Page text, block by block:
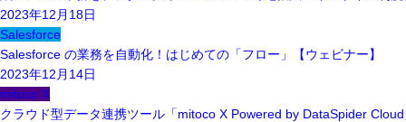
2023年12月18日
Salesforce
Salesforce の業務を自動化！はじめての「フロー」【ウェビナー】
2023年12月14日
mitoco X
クラウド型データ連携ツール「mitoco X Powered by DataSpider